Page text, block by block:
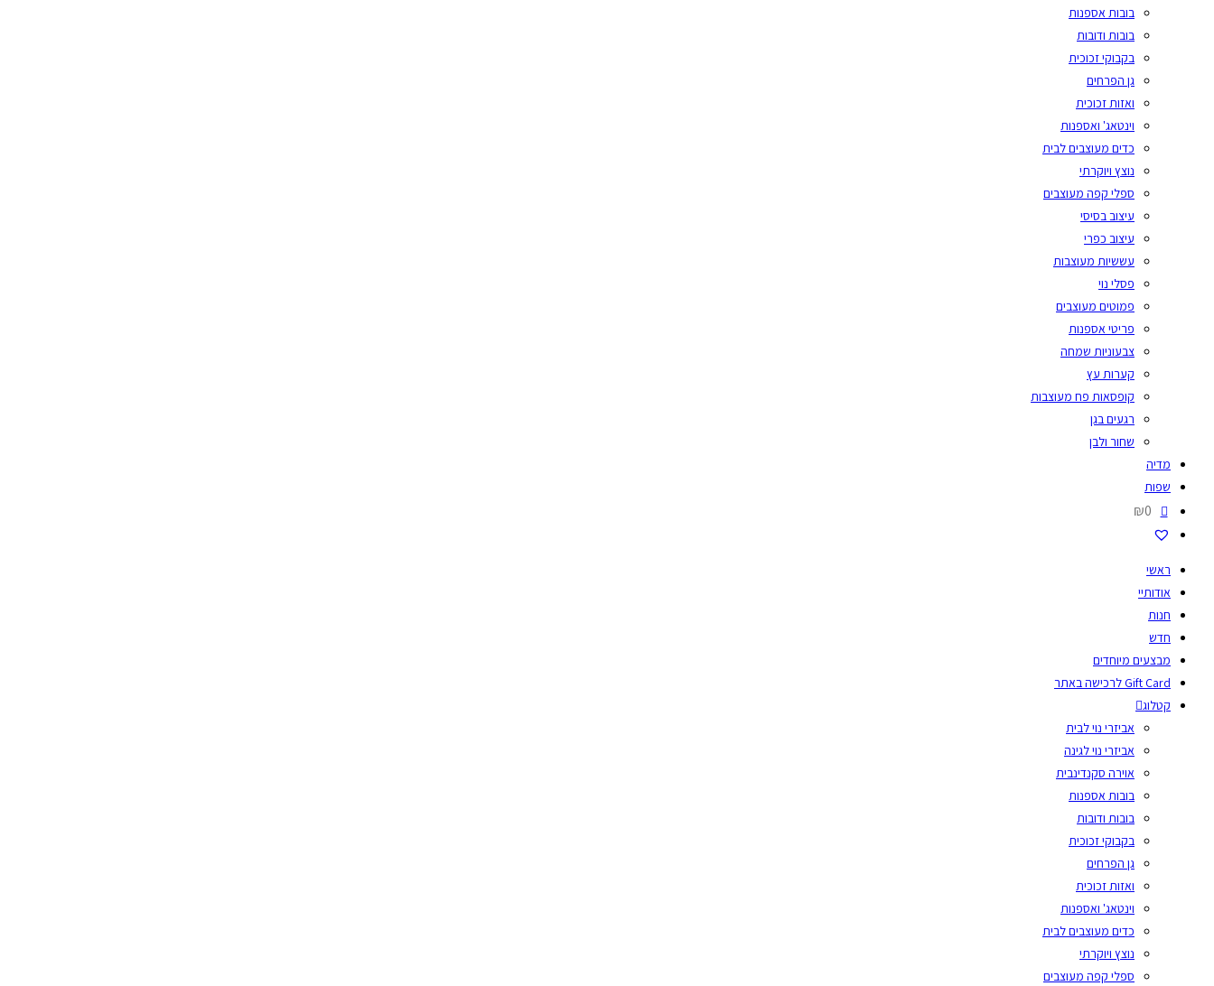
בובות אספנות
בובות ודובות
בקבוקי זכוכית
גן הפרחים
ואזות זכוכית
וינטאג' ואספנות
כדים מעוצבים לבית
נוצץ ויוקרתי
ספלי קפה מעוצבים
עיצוב בסיסי
עיצוב כפרי
עששיות מעוצבות
פסלי נוי
פמוטים מעוצבים
פריטי אספנות
צבעוניות שמחה
קערות עץ
קופסאות פח מעוצבות
רגעים בגן
שחור ולבן
מדיה
שפות
₪0
ראשי
אודותיי
חנות
חדש
מבצעים מיוחדים
Gift Card לרכישה באתר
קטלוג
אביזרי נוי לבית
אביזרי נוי לגינה
אוירה סקנדינבית
בובות אספנות
בובות ודובות
בקבוקי זכוכית
גן הפרחים
ואזות זכוכית
וינטאג' ואספנות
כדים מעוצבים לבית
נוצץ ויוקרתי
ספלי קפה מעוצבים